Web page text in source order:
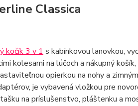
Classica
kočík 3 v 1 s kabínkovou lanovkou,
kolesami na lúčoch a nákupný
opierkou na nohy a
je vybavená vložkou pre
na príslušenstvo, pláštenku a